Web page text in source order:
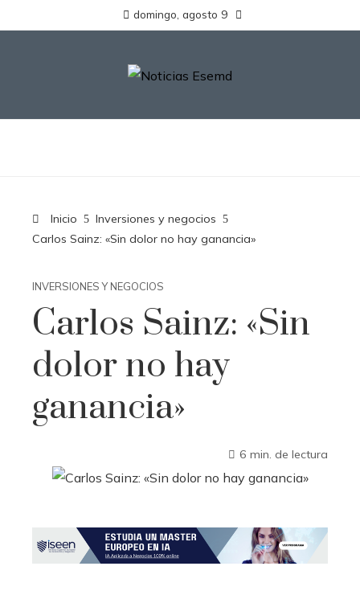
domingo, agosto 9
Inicio
Inversiones y negocios
Carlos Sainz: «Sin dolor no hay ganancia»
INVERSIONES Y NEGOCIOS
Carlos Sainz: «Sin
dolor no hay
ganancia»
6 min. de lectura